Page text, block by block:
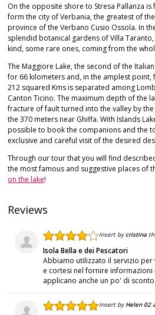
On the opposite shore to Stresa Pallanza
form the city of Verbania, the greatest of
province of the Verbano Cusio Ossola. In
splendid botanical gardens of Villa
kind, some rare ones, coming from the
The Maggiore Lake, the second of the
for 66 kilometers and, in the amplest point,
212 squared Kms is separated among
Canton Ticino. The maximum depth of the
fracture of fault turned into the valley by
the 370 meters near Ghiffa. With Islands
possible to book the companions and the
exclusive and careful visit of the desired
Through our tour that you will find
the most famous and suggestive places of
on the lake!
Reviews
Insert by cristina
Isola Bella e dei Pescatori
Abbiamo utilizzato il servizio per
e cortesi nel fornire informazioni
applicano anche un po' di sconto.
Insert by Helen 02